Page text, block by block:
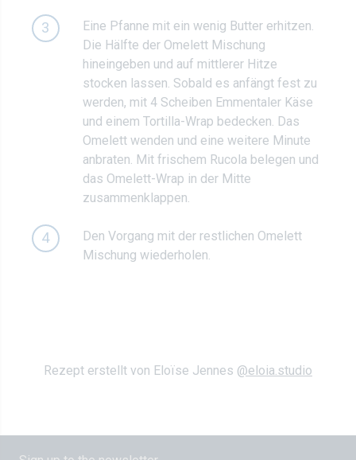
3
Eine Pfanne mit ein wenig Butter erhitzen.
Die Hälfte der Omelett Mischung
hineingeben und auf mittlerer Hitze
stocken lassen. Sobald es anfängt fest zu
werden, mit 4 Scheiben Emmentaler Käse
und einem Tortilla-Wrap bedecken. Das
Omelett wenden und eine weitere Minute
anbraten. Mit frischem Rucola belegen und
das Omelett-Wrap in der Mitte
zusammenklappen.
4
Den Vorgang mit der restlichen Omelett
Mischung wiederholen.
Rezept erstellt von Eloïse Jennes @eloia.studio